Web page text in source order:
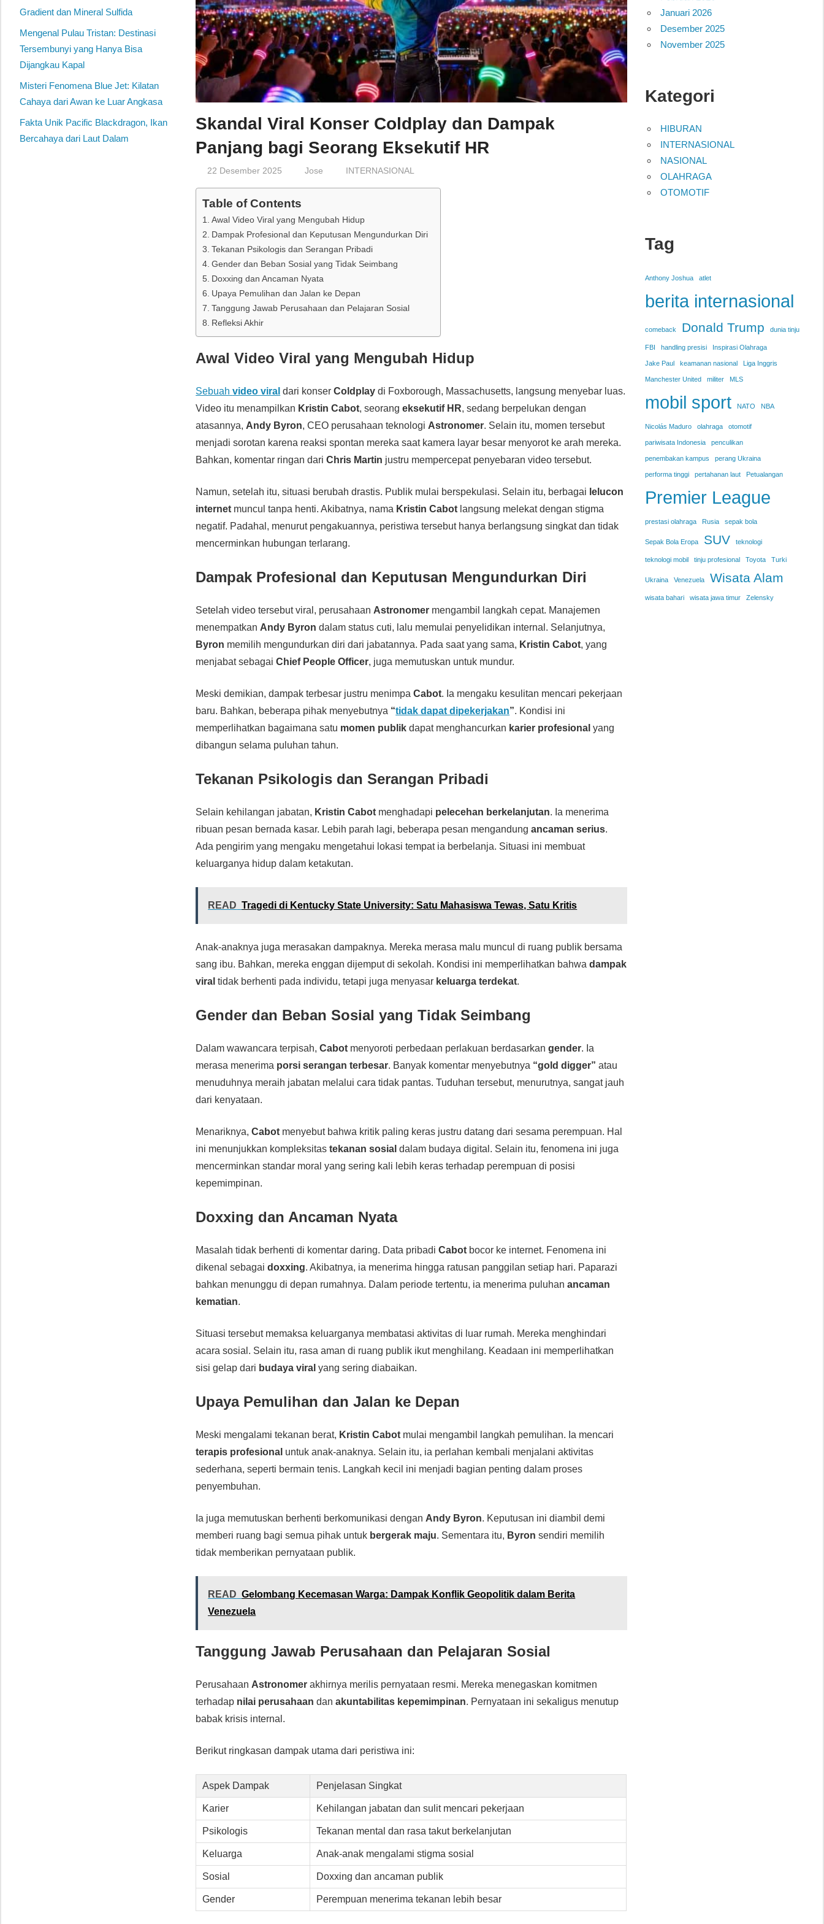
Skandal Viral Konser Coldplay dan Dampak
Panjang bagi Seorang Eksekutif HR
22 Desember 2025 Jose INTERNASIONAL
Table of Contents
Awal Video Viral yang Mengubah Hidup
Dampak Profesional dan Keputusan Mengundurkan Diri
Tekanan Psikologis dan Serangan Pribadi
Gender dan Beban Sosial yang Tidak Seimbang
Doxxing dan Ancaman Nyata
Upaya Pemulihan dan Jalan ke Depan
Tanggung Jawab Perusahaan dan Pelajaran Sosial
Refleksi Akhir
Awal Video Viral yang Mengubah Hidup
Sebuahvideo viral dari konserColdplay di Foxborough, Massachusetts, langsung menyebar luas.
Video itu menampilkan Kristin Cabot, seorangeksekutif HR, sedang berpelukan dengan
atasannya, Andy Byron, CEO perusahaan teknologi Astronomer. Selain itu, momen tersebut
menjadi sorotan karena reaksi spontan mereka saat kamera layar besar menyorot ke arah mereka.
Bahkan, komentar ringan dariChris Martin justru mempercepat penyebaran video tersebut.
Namun, setelah itu, situasi berubah drastis. Publik mulai berspekulasi. Selain itu, berbagai lelucon
internet muncul tanpa henti. Akibatnya, nama Kristin Cabot langsung melekat dengan stigma
negatif. Padahal, menurut pengakuannya, peristiwa tersebut hanya berlangsung singkat dan tidak
mencerminkan hubungan terlarang.
Dampak Profesional dan Keputusan Mengundurkan Diri
Setelah video tersebut viral, perusahaan Astronomer mengambil langkah cepat. Manajemen
menempatkan Andy Byron dalam status cuti, lalu memulai penyelidikan internal. Selanjutnya,
Byron memilih mengundurkan diri dari jabatannya. Pada saat yang sama, Kristin Cabot, yang
menjabat sebagaiChief People Officer, juga memutuskan untuk mundur.
Meski demikian, dampak terbesar justru menimpaCabot. Ia mengaku kesulitan mencari pekerjaan
baru. Bahkan, beberapa pihak menyebutnya “tidak dapat dipekerjakan”. Kondisi ini
memperlihatkan bagaimana satu momen publik dapat menghancurkan karier profesional yang
dibangun selama puluhan tahun.
Tekanan Psikologis dan Serangan Pribadi
Selain kehilangan jabatan, Kristin Cabot menghadapi pelecehan berkelanjutan. Ia menerima
ribuan pesan bernada kasar. Lebih parah lagi, beberapa pesan mengandungancaman serius.
Ada pengirim yang mengaku mengetahui lokasi tempat ia berbelanja. Situasi ini membuat
keluarganya hidup dalam ketakutan.
READ Tragedi di Kentucky State University: Satu Mahasiswa Tewas, Satu Kritis
Anak-anaknya juga merasakan dampaknya. Mereka merasa malu muncul di ruang publik bersama
sang ibu. Bahkan, mereka enggan dijemput di sekolah. Kondisi ini memperlihatkan bahwadampak
viral tidak berhenti pada individu, tetapi juga menyasar keluarga terdekat.
Gender dan Beban Sosial yang Tidak Seimbang
Dalam wawancara terpisah,Cabot menyoroti perbedaan perlakuan berdasarkangender. Ia
merasa menerima porsi serangan terbesar. Banyak komentar menyebutnya “gold digger” atau
menuduhnya meraih jabatan melalui cara tidak pantas. Tuduhan tersebut, menurutnya, sangat jauh
dari kenyataan.
Menariknya,Cabot menyebut bahwa kritik paling keras justru datang dari sesama perempuan. Hal
ini menunjukkan kompleksitastekanan sosial dalam budaya digital. Selain itu, fenomena ini juga
mencerminkan standar moral yang sering kali lebih keras terhadap perempuan di posisi
kepemimpinan.
Doxxing dan Ancaman Nyata
Masalah tidak berhenti di komentar daring. Data pribadiCabot bocor ke internet. Fenomena ini
dikenal sebagaidoxxing. Akibatnya, ia menerima hingga ratusan panggilan setiap hari. Paparazi
bahkan menunggu di depan rumahnya. Dalam periode tertentu, ia menerima puluhanancaman
kematian.
Situasi tersebut memaksa keluarganya membatasi aktivitas di luar rumah. Mereka menghindari
acara sosial. Selain itu, rasa aman di ruang publik ikut menghilang. Keadaan ini memperlihatkan
sisi gelap dari budaya viral yang sering diabaikan.
Upaya Pemulihan dan Jalan ke Depan
Meski mengalami tekanan berat, Kristin Cabot mulai mengambil langkah pemulihan. Ia mencari
terapis profesional untuk anak-anaknya. Selain itu, ia perlahan kembali menjalani aktivitas
sederhana, seperti bermain tenis. Langkah kecil ini menjadi bagian penting dalam proses
penyembuhan.
Ia juga memutuskan berhenti berkomunikasi dengan Andy Byron. Keputusan ini diambil demi
memberi ruang bagi semua pihak untuk bergerak maju. Sementara itu, Byron sendiri memilih
tidak memberikan pernyataan publik.
READ Gelombang Kecemasan Warga: Dampak Konflik Geopolitik dalam Berita
Venezuela
Tanggung Jawab Perusahaan dan Pelajaran Sosial
Perusahaan Astronomer akhirnya merilis pernyataan resmi. Mereka menegaskan komitmen
terhadap nilai perusahaan danakuntabilitas kepemimpinan. Pernyataan ini sekaligus menutup
babak krisis internal.
Berikut ringkasan dampak utama dari peristiwa ini:
Aspek Dampak Penjelasan Singkat
Karier Kehilangan jabatan dan sulit mencari pekerjaan
Psikologis Tekanan mental dan rasa takut berkelanjutan
Keluarga Anak-anak mengalami stigma sosial
Sosial Doxxing dan ancaman publik
Gender Perempuan menerima tekanan lebih besar
Gradient dan Mineral Sulfida
Mengenal Pulau Tristan: Destinasi
Tersembunyi yang Hanya Bisa
Dijangkau Kapal
Misteri Fenomena Blue Jet: Kilatan
Cahaya dari Awan ke Luar Angkasa
Fakta Unik Pacific Blackdragon, Ikan
Bercahaya dari Laut Dalam
Januari 2026
Desember 2025
November 2025
Kategori
HIBURAN
INTERNASIONAL
NASIONAL
OLAHRAGA
OTOMOTIF
Tag
Anthony Joshua atlet
berita internasional
comeback Donald Trump dunia tinju
FBI handling presisi Inspirasi Olahraga
Jake Paul keamanan nasional Liga Inggris
Manchester United militer MLS
mobil sport NATO NBA
Nicolás Maduro olahraga otomotif
pariwisata Indonesia penculikan
penembakan kampus perang Ukraina
performa tinggi pertahanan laut Petualangan
Premier League
prestasi olahraga Rusia sepak bola
Sepak Bola Eropa SUV teknologi
teknologi mobil tinju profesional Toyota Turki
Ukraina Venezuela Wisata Alam
wisata bahari wisata jawa timur Zelensky